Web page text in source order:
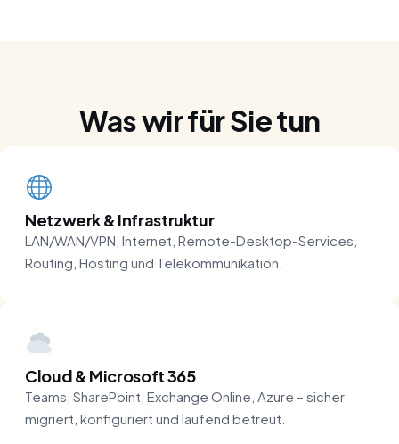
Was wir für Sie tun
Netzwerk & Infrastruktur
LAN/WAN/VPN, Internet, Remote-Desktop-Services,
Routing, Hosting und Telekommunikation.
Cloud & Microsoft 365
Teams, SharePoint, Exchange Online, Azure – sicher
migriert, konfiguriert und laufend betreut.